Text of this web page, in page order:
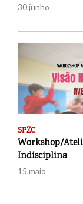
30.junho
SPZC
Workshop/
Indisciplina
15.maio